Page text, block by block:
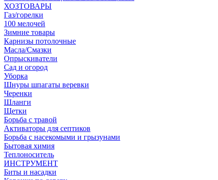
ХОЗТОВАРЫ
Газ/горелки
100 мелочей
Зимние товары
Карнизы потолочные
Масла/Смазки
Опрыскиватели
Сад и огород
Уборка
Шнуры шпагаты веревки
Черенки
Шланги
Щетки
Борьба с травой
Активаторы для септиков
Борьба с насекомыми и грызунами
Бытовая химия
Теплоноситель
ИНСТРУМЕНТ
Биты и насадки